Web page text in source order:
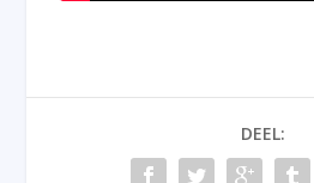
DEEL: